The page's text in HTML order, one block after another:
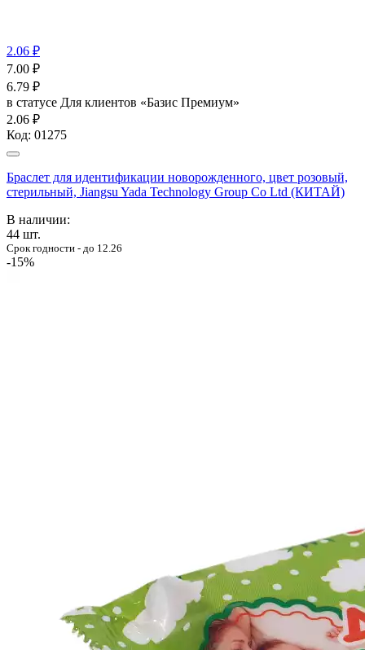
2.06 ₽
7.00 ₽
6.79 ₽
в статусе Для клиентов «Базис Премиум»
2.06 ₽
Код: 01275
Браслет для идентификации новорожденного, цвет розовый,
стерильный, Jiangsu Yada Technology Group Co Ltd (КИТАЙ)
В наличии:
44 шт.
Срок годности - до 12.26
-15%